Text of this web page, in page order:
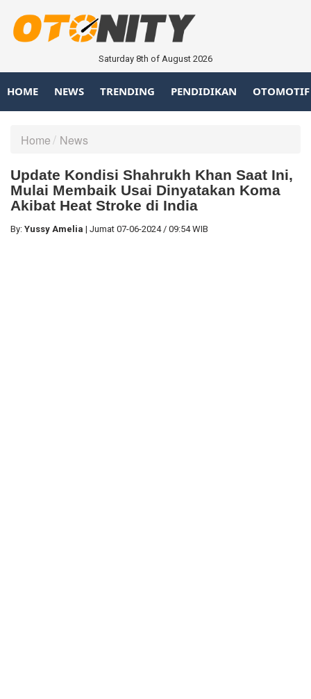
Saturday 8th of August 2026
HOME NEWS TRENDING PENDIDIKAN OTOMOTIF
Home News
Update Kondisi Shahrukh Khan Saat Ini,
Mulai Membaik Usai Dinyatakan Koma
Akibat Heat Stroke di India
By: Yussy Amelia | Jumat 07-06-2024 / 09:54 WIB